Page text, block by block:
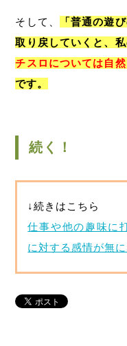
そして、
「普通の遊
取り戻していくと、
チスロについては自
です。
続く！
↓続きはこちら
仕事や他の趣味に
に対する感情が無